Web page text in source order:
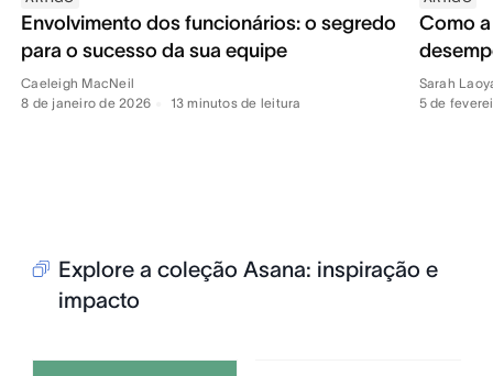
Envolvimento dos funcionários: o segredo
para o sucesso da sua equipe
Caeleigh MacNeil
8 de janeiro de 2026
13 minutos de leitura
Como
Sarah
5 de
Explore a coleção Asana: inspiração e
impacto